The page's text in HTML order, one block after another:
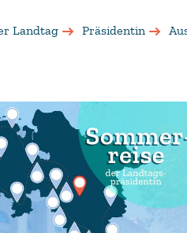
Landtag Präsidentin